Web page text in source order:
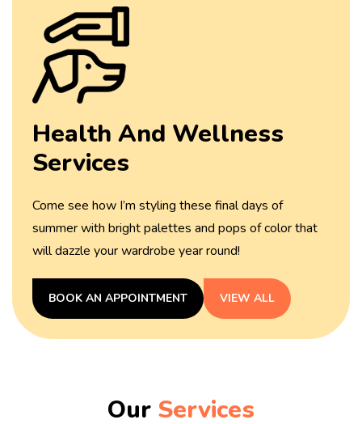
Health And Wellness
Services
Come see how I’m styling these final days of
summer with bright palettes and pops of color that
will dazzle yourwardrobe year round!
BOOK AN APPOINTMENT VIEW ALL
Our Services